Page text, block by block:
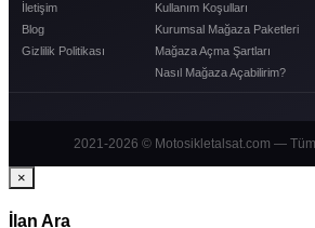
İletişim
Blog
Gizlilik Politikası
Kullanım Koşulları
Kurumsal Mağaza Paketleri
Mağaza Açma Şartları
Nasıl Mağaza Açabilirim?
2021-2026 © Motosikletalsat.com — Tüm
×
İlan Ara